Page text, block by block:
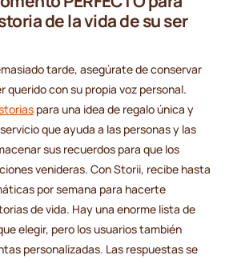
de la vida de su ser
tarde, asegúrate de conservar
querido con su propia voz personal.
para una idea de regalo única y
que ayuda a las personas y las
sus recuerdos para que los
venideras. Con Storii, recibe hasta
por semana para hacerte
de vida. Hay una enorme lista de
elegir, pero los usuarios también
personalizadas. Las respuestas se